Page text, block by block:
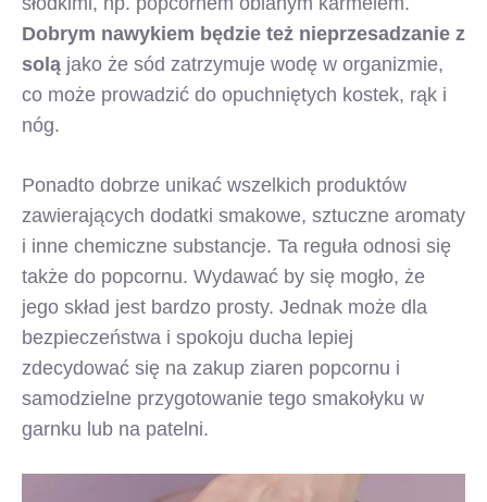
Dobrym nawykiem będzie też nieprzesadzanie z
solą jako że sód zatrzymuje wodę w organizmie,
co może prowadzić do opuchniętych kostek, rąk i
nóg.
Ponadto dobrze unikać wszelkich produktów
zawierających dodatki smakowe, sztuczne aromaty
i inne chemiczne substancje. Ta reguła odnosi się
także do popcornu. Wydawać by się mogło, że
jego skład jest bardzo prosty. Jednak może dla
bezpieczeństwa i spokoju ducha lepiej
zdecydować się na zakup ziaren popcornu i
samodzielne przygotowanie tego smakołyku w
garnku lub na patelni.